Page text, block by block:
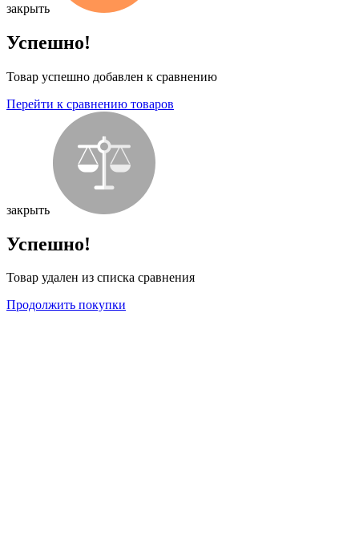
закрыть
Успешно!
Товар успешно добавлен к сравнению
Перейти к сравнению товаров
закрыть
Успешно!
Товар удален из списка сравнения
Продолжить покупки